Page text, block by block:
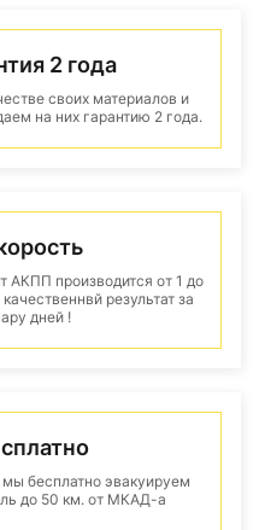
2 года
своих материалов и
на них гарантию 2 года.
АКПП производится от 1 до
результат за
дней !
бесплатно эвакуируем
до 50 км. от МКАД-а